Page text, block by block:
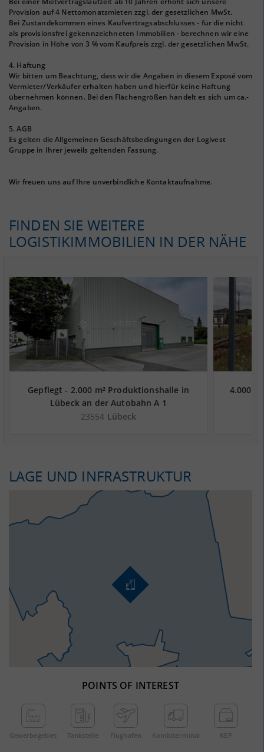
Provision auf 4 Nettomonatsmieten zzgl. der gesetzlichen MwSt.
Bei Zustandekommen eines Kaufvertragsabschlusses - für die nicht
als provisionsfrei gekennzeichneten Immobilien - berechnen wir eine
Provision in Höhe von 3 % vom Kaufpreis zzgl. der gesetzlichen MwSt.
4. Haftung
Wir bitten um Beachtung, dass wir die Angaben in diesem Exposé vom
Vermieter/Verkäufer erhalten haben und hierfür keine Haftung
übernehmen können. Bei den Flächengrößen handelt es sich um ca.-
Angaben.
5. AGB
Es gelten die Allgemeinen Geschäftsbedingungen der Logivest
Gruppe in Ihrer jeweils geltenden Fassung.
Wir freuen uns auf Ihre unverbindliche Kontaktaufnahme.
FINDEN SIE WEITERE
LOGISTIKIMMOBILIEN IN DER NÄHE
Gepflegt - 2.000 m² Produktionshalle in
Lübeck an der Autobahn A 1
23554 Lübeck
4.000
LAGE UND INFRASTRUKTUR
POINTS OF INTEREST
Gewerbe­gebiet Tankstelle Flughafen Kombi­terminal KEP